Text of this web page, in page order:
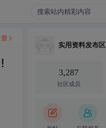
实用资料发布区
3,287
社区成员